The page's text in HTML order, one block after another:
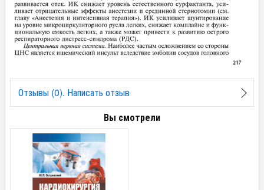
Отзывы (0). Написать отзыв
Вы смотрели